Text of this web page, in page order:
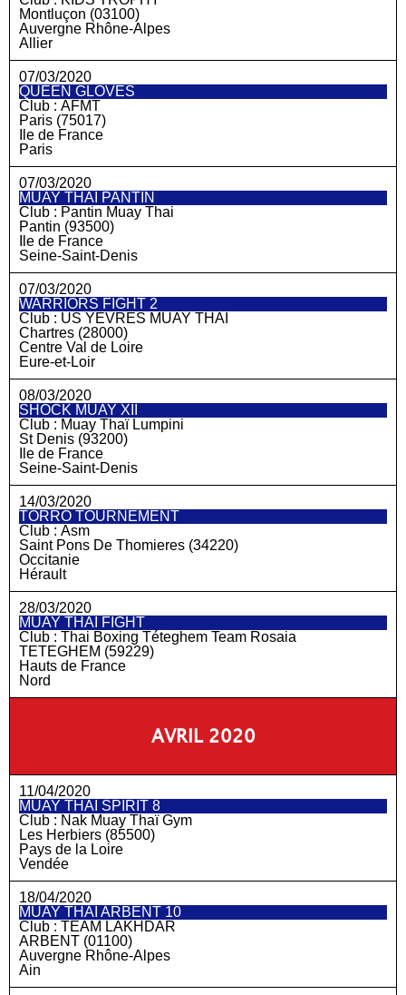
Montluçon (03100)
Auvergne Rhône-Alpes
Allier
07/03/2020
QUEEN GLOVES
Club : AFMT
Paris (75017)
Ile de France
Paris
07/03/2020
MUAY THAI PANTIN
Club : Pantin Muay Thai
Pantin (93500)
Ile de France
Seine-Saint-Denis
07/03/2020
WARRIORS FIGHT 2
Club : US YEVRES MUAY THAI
Chartres (28000)
Centre Val de Loire
Eure-et-Loir
08/03/2020
SHOCK MUAY XII
Club : Muay Thaï Lumpini
St Denis (93200)
Ile de France
Seine-Saint-Denis
14/03/2020
TORRO TOURNEMENT
Club : Asm
Saint Pons De Thomieres (34220)
Occitanie
Hérault
28/03/2020
MUAY THAI FIGHT
Club : Thai Boxing Téteghem Team Rosaia
TETEGHEM (59229)
Hauts de France
Nord
AVRIL 2020
11/04/2020
MUAY THAÏ SPIRIT 8
Club : Nak Muay Thaï Gym
Les Herbiers (85500)
Pays de la Loire
Vendée
18/04/2020
MUAY THAI ARBENT 10
Club : TEAM LAKHDAR
ARBENT (01100)
Auvergne Rhône-Alpes
Ain